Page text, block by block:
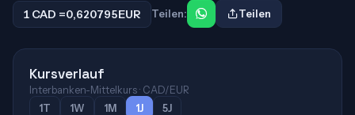
1 CAD =0,620795EUR Teilen: Teilen
Kursverlauf
Interbanken-Mittelkurs · CAD/EUR
1T
1W 1M 1J 5J